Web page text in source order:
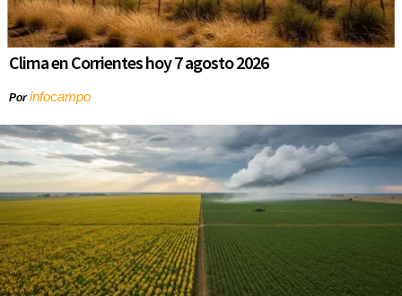
Clima en Corrientes hoy 7 agosto 2026
Porinfocampo